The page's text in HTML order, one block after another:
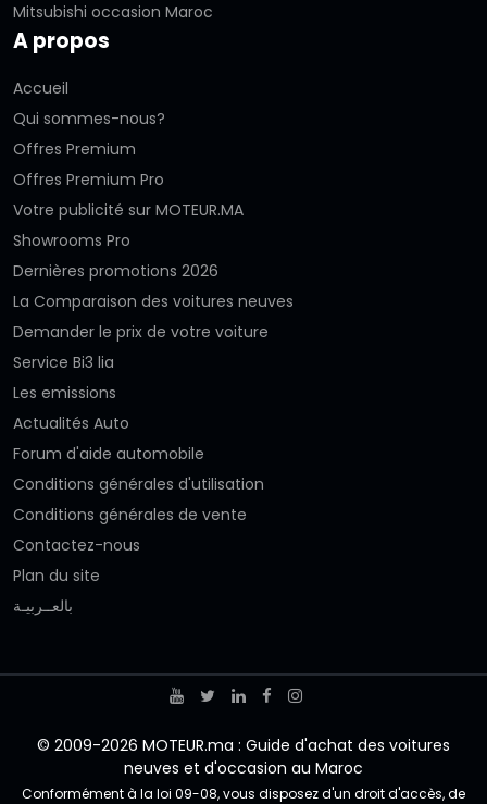
Mitsubishi occasion Maroc
A propos
Accueil
Qui sommes-nous?
Offres Premium
Offres Premium Pro
Votre publicité sur MOTEUR.MA
Showrooms Pro
Dernières promotions 2026
La Comparaison des voitures neuves
Demander le prix de votre voiture
Service Bi3 lia
Les emissions
Actualités Auto
Forum d'aide automobile
Conditions générales d'utilisation
Conditions générales de vente
Contactez-nous
Plan du site
بالعــربيـة
© 2009-2026 MOTEUR.ma : Guide d'achat des voitures
neuves et d'occasion au Maroc
Conformément à la loi 09-08, vous disposez d'un droit d'accès, de